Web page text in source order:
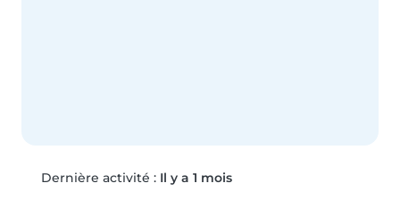
Dernière activité : Il y a 1 mois